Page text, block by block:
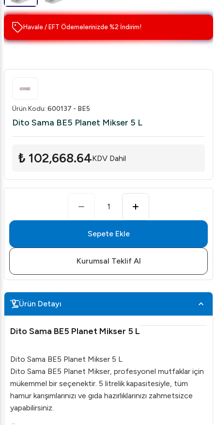
Havale / EFT Ödemelerinizde %2 İndirim!
Ürün Kodu: 600137 - BE5
Dito Sama BE5 Planet Mikser 5 L
₺ 102,668.64KDV Dahil
1
Sepete Ekle
Kurumsal Teklif Al
Ürün Detayı
Dito Sama BE5 Planet Mikser 5 L
Dito Sama BE5 Planet Mikser 5 L
Dito Sama BE5 Planet Mikser, profesyonel mutfaklar için
mükemmel bir seçenektir. 5 litrelik kapasitesiyle, tüm
hamur karışımlarınızı ve gıda hazırlıklarınızı zahmetsizce
yapabilirsiniz.